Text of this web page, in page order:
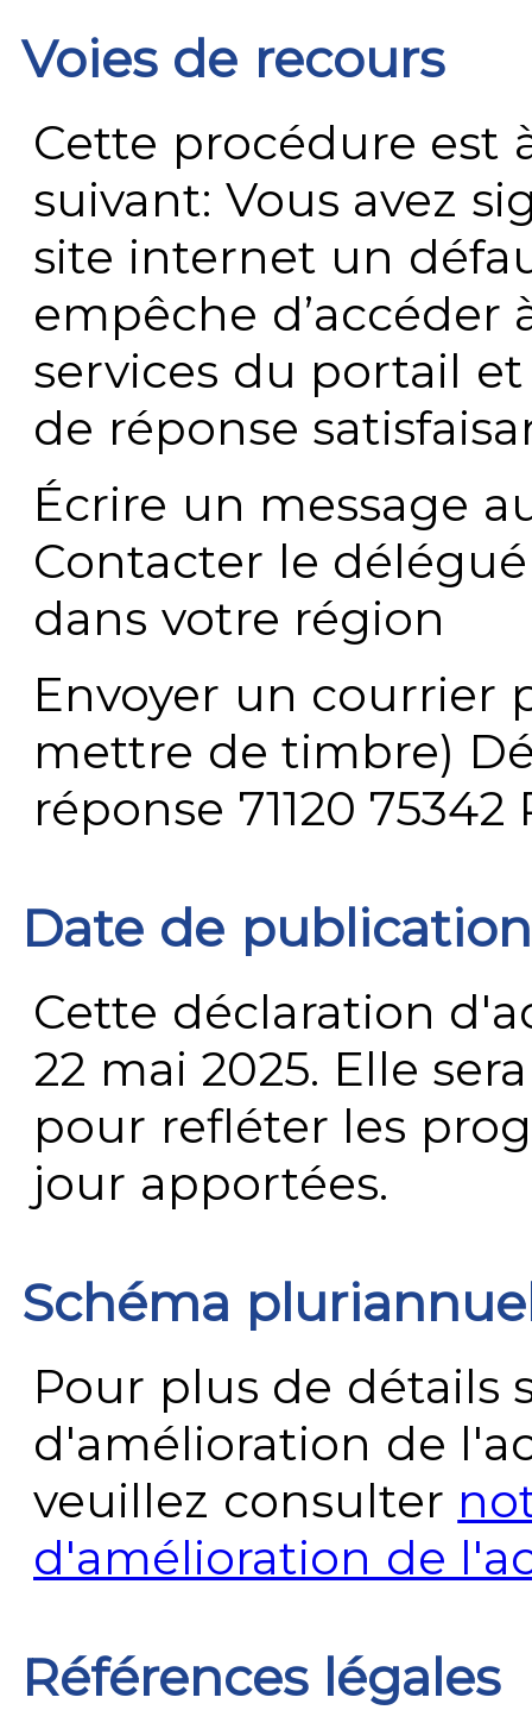
Voies de recours
Cette procédure est
suivant: Vous avez
site internet un
empêche
services du portail
de réponse
Écrire un message
Contacter le
dans votre région
Envoyer un courrier
mettre de timbre)
réponse 71120 75342
Date de publication
Cette déclaration
22 mai 2025. Elle
pour refléter les
jour apportées.
Schéma
Pour plus de détails
d'amélioration de
veuillez consulter
d'amélioration de
Références légales